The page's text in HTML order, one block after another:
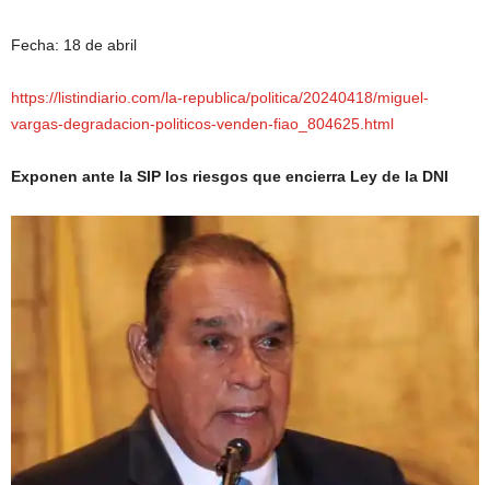
Fecha: 18 de abril
https://listindiario.com/la-republica/politica/20240418/miguel-
vargas-degradacion-politicos-venden-fiao_804625.html
Exponen ante la SIP los riesgos que encierra Ley de la DNI